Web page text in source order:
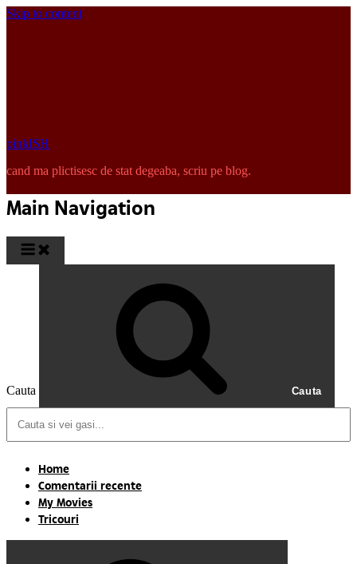
Skip to content
pinkISH
cand ma plictisesc de stat degeaba, scriu pe blog.
Main Navigation
Cauta Cauta
Home
Comentarii recente
My Movies
Tricouri